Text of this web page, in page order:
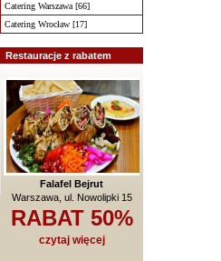
Catering Warszawa [66]
Catering Wrocław [17]
Restauracje z rabatem
Falafel Bejrut
Warszawa, ul. Nowolipki 15
RABAT 50%
czytaj więcej